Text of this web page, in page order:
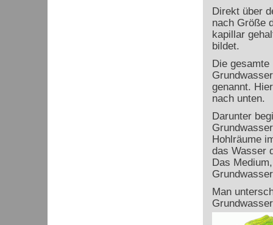
Direkt über
nach Größe
kapillar
bildet.
Die
genannt.
nach unten.
Darunter
Hohlräume
das Wasser
Das
Man